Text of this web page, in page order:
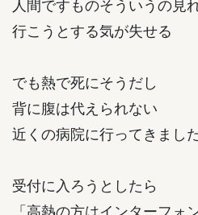
人間ですものそういうの見
行こうとする気が失せる
でも熱で死にそうだし
背に腹は代えられない
近くの病院に行ってきまし
受付に入ろうとしたら
「高熱の方はインターフォ